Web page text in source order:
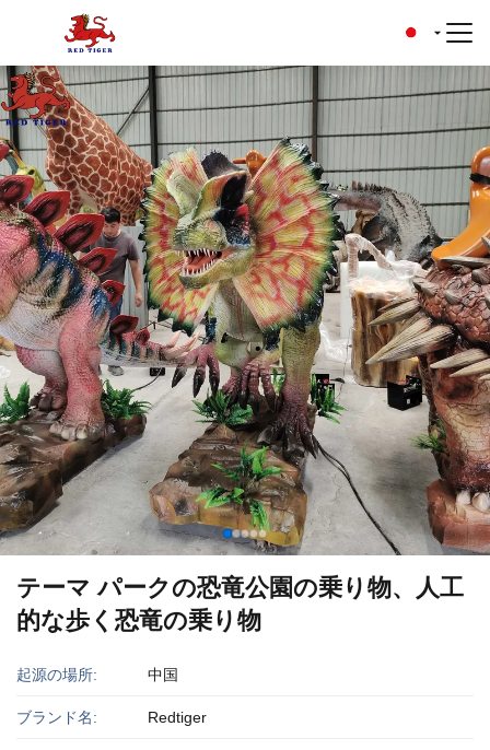
テーマ パークの恐竜公園の乗り物、人工
的な歩く恐竜の乗り物
起源の場所: 中国
ブランド名: Redtiger